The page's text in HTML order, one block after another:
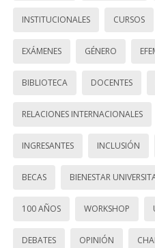
INSTITUCIONALES CURSOS
EXÁMENES GÉNERO
BIBLIOTECA DOCENTES
RELACIONES INTERNACIONALES
INGRESANTES INCLUSIÓN
BECAS BIENESTAR
100 AÑOS WORKSHOP
DEBATES OPINIÓN